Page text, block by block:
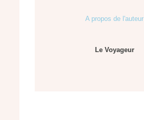
A propos de l'auteur
Le Voyageur